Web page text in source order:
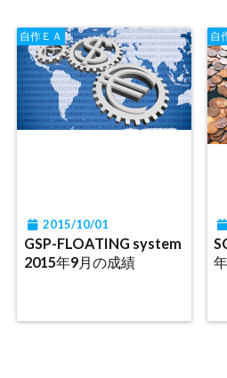
自作ＥＡ
2015/10/01
GSP-FLOATING system
2015年9月の成績
自